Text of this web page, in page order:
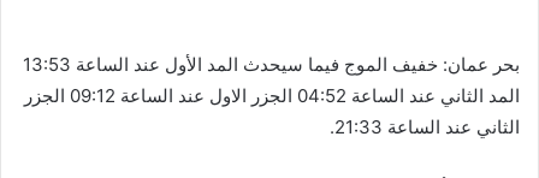
بحر عمان: خفيف الموج فيما سيحدث المد الأول عند الساعة 13:53
المد الثاني عند الساعة 04:52 الجزر الاول عند الساعة 09:12 الجزر
الثاني عند الساعة 21:33.